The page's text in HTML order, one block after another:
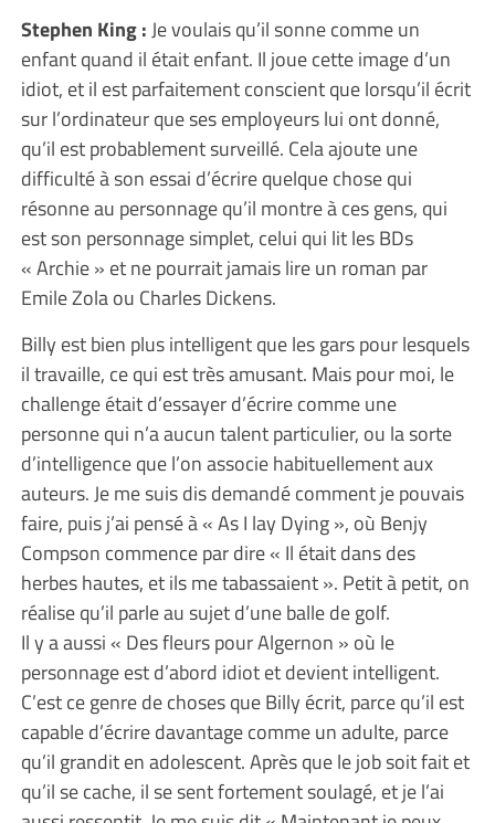
Stephen King :Je voulais qu’il sonne comme un
enfant quand il était enfant. Il joue cette image d’un
idiot, et il est parfaitement conscient que lorsqu’il écrit
sur l’ordinateur que ses employeurs lui ont donné,
qu’il est probablement surveillé. Cela ajoute une
difficulté à son essai d’écrire quelque chose qui
résonne au personnage qu’il montre à ces gens, qui
est son personnage simplet, celui qui lit les BDs
« Archie » et ne pourrait jamais lire un roman par
Emile Zola ou Charles Dickens.
Billy est bien plus intelligent que les gars pour lesquels
il travaille, ce qui est très amusant. Mais pour moi, le
challenge était d’essayer d’écrire comme une
personne qui n’a aucun talent particulier, ou la sorte
d’intelligence que l’on associe habituellement aux
auteurs. Je me suis dis demandé comment je pouvais
faire, puis j’ai pensé à « As I lay Dying », où Benjy
Compson commence par dire « Il était dans des
herbes hautes, et ils me tabassaient ». Petit à petit, on
réalise qu’il parle au sujet d’une balle de golf.
Il y a aussi « Des fleurs pour Algernon » où le
personnage est d’abord idiot et devient intelligent.
C’est ce genre de choses que Billy écrit, parce qu’il est
capable d’écrire davantage comme un adulte, parce
qu’il grandit en adolescent. Après que le job soit fait et
qu’il se cache, il se sent fortement soulagé, et je l’ai